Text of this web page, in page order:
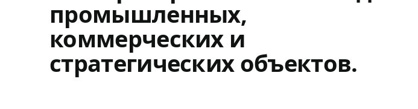
промышленных,
коммерческих и
стратегических объектов.